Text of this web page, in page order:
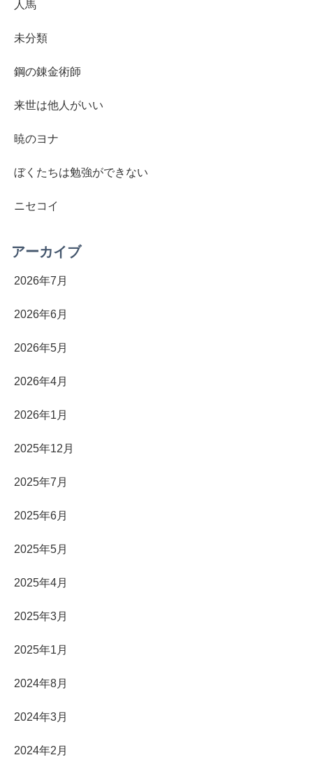
人馬
未分類
鋼の錬金術師
来世は他人がいい
暁のヨナ
ぼくたちは勉強ができない
ニセコイ
アーカイブ
2026年7月
2026年6月
2026年5月
2026年4月
2026年1月
2025年12月
2025年7月
2025年6月
2025年5月
2025年4月
2025年3月
2025年1月
2024年8月
2024年3月
2024年2月